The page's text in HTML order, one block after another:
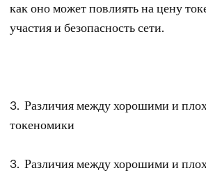
как оно может повлиять на цену
участия и безопасность сети.
3. Различия между хорошими и
токеномики
3. Различия между хорошими и